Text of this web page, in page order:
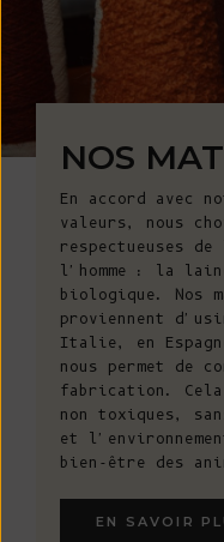
NOS
En accord avec
valeurs, nous
respectueuses
l'homme : la
biologique. Nos
proviennent
Italie, en
nous permet de
fabrication.
non toxiques,
et
bien-être des
EN SAVOIR